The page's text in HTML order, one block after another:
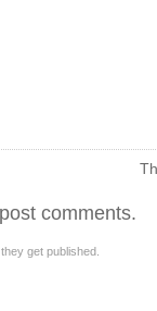
comments.
get published.